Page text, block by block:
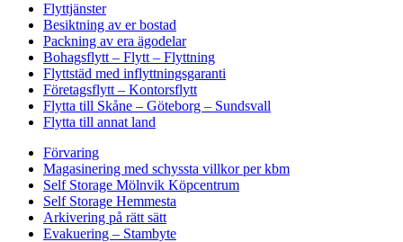
Flyttjänster
Besiktning av er bostad
Packning av era ägodelar
Bohagsflytt – Flytt – Flyttning
Flyttstäd med inflyttningsgaranti
Företagsflytt – Kontorsflytt
Flytta till Skåne – Göteborg – Sundsvall
Flytta till annat land
Förvaring
Magasinering med schyssta villkor per kbm
Self Storage Mölnvik Köpcentrum
Self Storage Hemmesta
Arkivering på rätt sätt
Evakuering – Stambyte